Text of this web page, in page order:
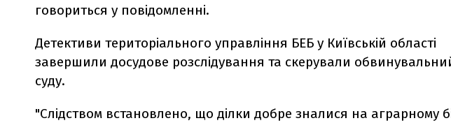
говориться у повідомленні.
Детективи територіального управління БЕБ у Київській області
завершили досудове розслідування та скерували
суду.
"Слідством встановлено, що ділки добре зналися на аграрному